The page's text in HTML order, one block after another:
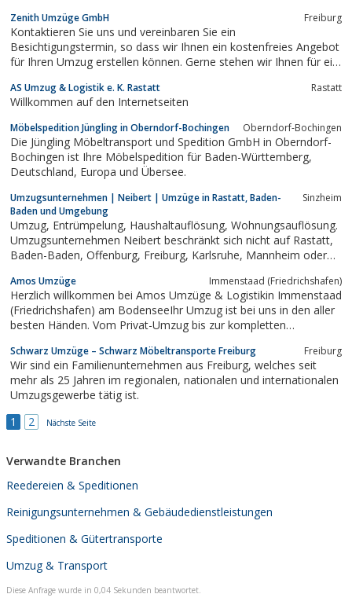
Zenith Umzüge GmbH Freiburg
Kontaktieren Sie uns und vereinbaren Sie ein
Besichtigungstermin, so dass wir Ihnen ein kostenfreies Angebot
für Ihren Umzug erstellen können. Gerne stehen wir Ihnen für ein
AS Umzug & Logistik e. K. Rastatt Rastatt
Willkommen auf den Internetseiten
Möbelspedition Jüngling in Oberndorf-Bochingen Oberndorf-Bochingen
Die Jüngling Möbeltransport und Spedition GmbH in Oberndorf-
Bochingen ist Ihre Möbelspedition für Baden-Württemberg,
Deutschland, Europa und Übersee.
Umzugsunternehmen | Neibert | Umzüge in Rastatt, Baden-
Baden und Umgebung
Sinzheim
Umzug, Entrümpelung, Haushaltauflösung, Wohnungsauflösung.
Umzugsunternehmen Neibert beschränkt sich nicht auf Rastatt,
Baden-Baden, Offenburg, Freiburg, Karlsruhe, Mannheim oder
wissen nicht wo Ihnen der Kopf steht? Dann rufen Sie UNS an.
Wir stehen Ihnen...
Amos Umzüge Immenstaad (Friedrichshafen)
Herzlich willkommen bei Amos Umzüge & Logistikin Immenstaad
(Friedrichshafen) am BodenseeIhr Umzug ist bei uns in den aller
besten Händen. Vom Privat-Umzug bis zur kompletten
für Tag die Wünsche, Vorstellungen und Anforderungen unserer
Kunden in beständiger...
Schwarz Umzüge – Schwarz Möbeltransporte Freiburg Freiburg
Wir sind ein Familienunternehmen aus Freiburg, welches seit
mehr als 25 Jahren im regionalen, nationalen und internationalen
Umzugsgewerbe tätig ist.
1
2 Nächste Seite
Verwandte Branchen
Reedereien & Speditionen
Reinigungsunternehmen & Gebäudedienstleistungen
Speditionen & Gütertransporte
Umzug & Transport
Diese Anfrage wurde in 0,04 Sekunden beantwortet.